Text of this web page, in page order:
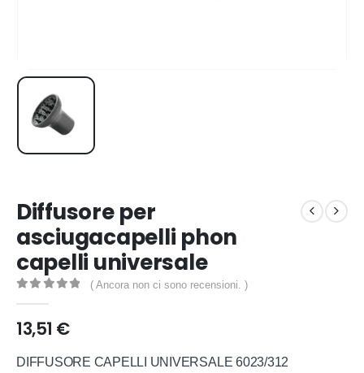
Diffusore per
asciugacapelli phon
capelli universale
( Ancora non ci sono recensioni. )
13,51 €
DIFFUSORE CAPELLI UNIVERSALE 6023/312